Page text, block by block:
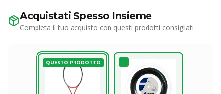
Acquistati Spesso Insieme
Completa il tuo acquisto con questi prodotti consigliati
QUESTO PRODOTTO